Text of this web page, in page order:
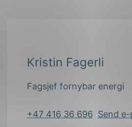
Kristin Fagerli
Fagsjef fornybar energi
+47 416 36 696 Send